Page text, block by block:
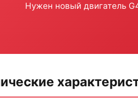
Нужен новый двигатель